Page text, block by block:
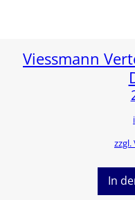
Viessmann
zzgl.
In